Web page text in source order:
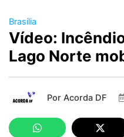
Brasília
Vídeo:
Lago Norte
Por Acorda DF